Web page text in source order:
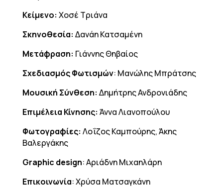
Κείμενο: Χοσέ Τριάνα
Σκηνοθεσία: Δανάη Κατσαμένη
Μετάφραση: Γιάννης Θηβαίος
Σχεδιασμός Φωτισμών: Μανώλης Μπράτσης
Μουσική Σύνθεση: Δημήτρης Ανδρονιάδης
Επιμέλεια Κίνησης: Άννα Λιανοπούλου
Φωτογραφίες: Λοΐζος Καμπούρης, Άκης
Βαλεργάκης
Graphic design: Αριάδνη Μιχαηλάρη
Επικοινωνία: Χρύσα Ματσαγκάνη